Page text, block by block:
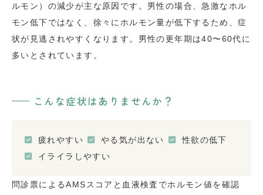
ルモン）の減少が主な原因です。男性の場合、急激なホル
モン低下ではなく、徐々にホルモン量が低下するため、症
状が見逃されやすくなります。男性の更年期は40〜60代に
多いとされています。
こんな症状はありませんか？
疲れやすい やる気が出ない
性欲の低下
イライラしやすい
問診票によるAMSスコアと血液検査でホルモン値を確認